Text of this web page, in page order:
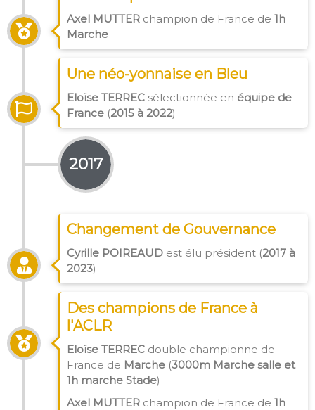
Axel MUTTER champion de France de 1h
Marche
Une néo-yonnaise en Bleu
Eloïse TERREC sélectionnée en équipe de
France (2015 à 2022)
2017
Changement de Gouvernance
Cyrille POIREAUD est élu président (2017 à
2023)
Des champions de France à
l'ACLR
Eloïse TERREC double championne de
France de Marche (3000m Marche salle et
1h marche Stade)
Axel MUTTER champion de France de1h